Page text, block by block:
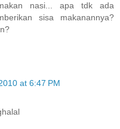
nasi... apa tdk ada
sisa makanannya?
at 6:47 PM